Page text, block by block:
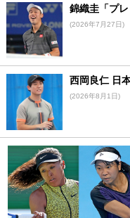
錦織圭「プレ
(2026年7月27日)
西岡良仁 日
(2026年8月1日)